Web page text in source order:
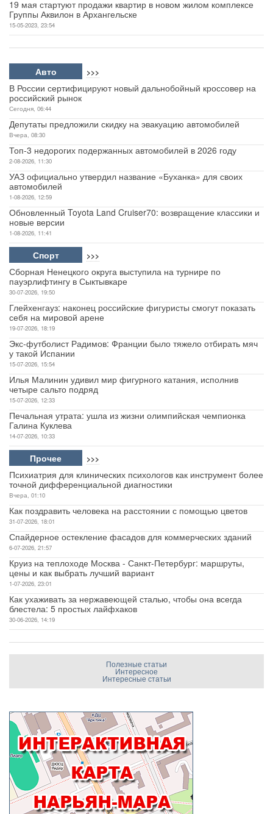
19 мая стартуют продажи квартир в новом жилом комплексе
Группы Аквилон в Архангельске
15-05-2023, 23:54
Авто >>>
В России сертифицируют новый дальнобойный кроссовер на
российский рынок
Сегодня, 06:44
Депутаты предложили скидку на эвакуацию автомобилей
Вчера, 08:30
Топ-3 недорогих подержанных автомобилей в 2026 году
2-08-2026, 11:30
УАЗ официально утвердил название «Буханка» для своих
автомобилей
1-08-2026, 12:59
Обновленный Toyota Land Cruiser70: возвращение классики и
новые версии
1-08-2026, 11:41
Спорт >>>
Сборная Ненецкого округа выступила на турнире по
пауэрлифтингу в Сыктывкаре
30-07-2026, 19:50
Глейхенгауз: наконец российские фигуристы смогут показать
себя на мировой арене
19-07-2026, 18:19
Экс-футболист Радимов: Франции было тяжело отбирать мяч
у такой Испании
15-07-2026, 15:54
Илья Малинин удивил мир фигурного катания, исполнив
четыре сальто подряд
15-07-2026, 12:33
Печальная утрата: ушла из жизни олимпийская чемпионка
Галина Куклева
14-07-2026, 10:33
Прочее >>>
Психиатрия для клинических психологов как инструмент более
точной дифференциальной диагностики
Вчера, 01:10
Как поздравить человека на расстоянии с помощью цветов
31-07-2026, 18:01
Спайдерное остекление фасадов для коммерческих зданий
6-07-2026, 21:57
Круиз на теплоходе Москва - Санкт-Петербург: маршруты,
цены и как выбрать лучший вариант
1-07-2026, 23:01
Как ухаживать за нержавеющей сталью, чтобы она всегда
блестела: 5 простых лайфхаков
30-06-2026, 14:19
Полезные статьи
Интересное
Интересные статьи